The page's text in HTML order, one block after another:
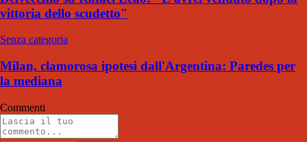
vittoria dello scudetto"
Senza categoria
Milan, clamorosa ipotesi dall'Argentina: Paredes per
la mediana
Commenti